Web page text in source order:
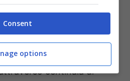
in un bizzarro labirinto
e gli scheletrici Murder
centinaia di
Consent
options